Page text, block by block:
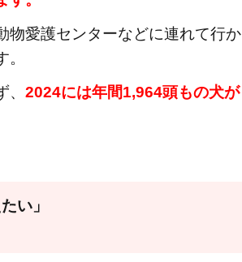
物愛護センターなどに連れて行か
2024には年間1,964頭もの犬が
い」